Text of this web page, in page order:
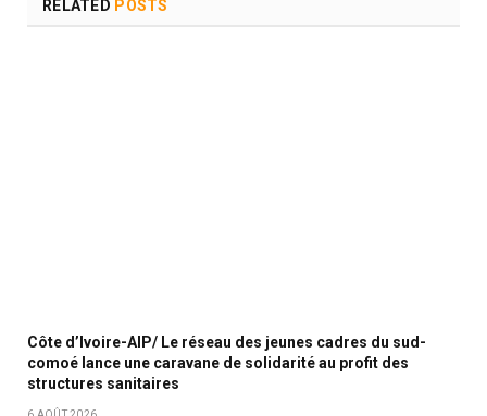
RELATED POSTS
Côte d’Ivoire-AIP/ Le réseau des jeunes cadres du sud-
comoé lance une caravane de solidarité au profit des
structures sanitaires